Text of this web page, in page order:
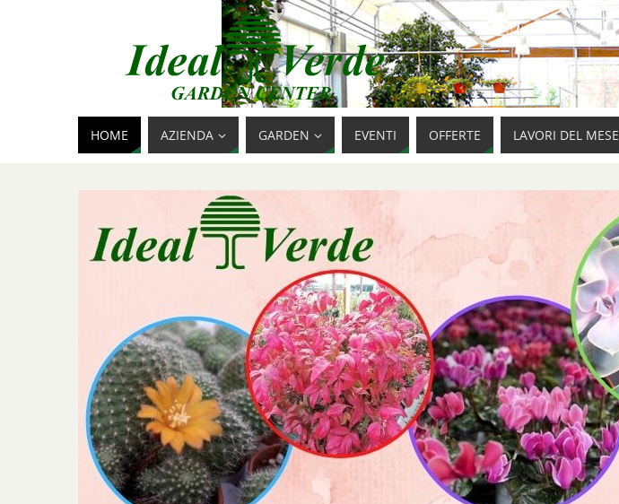
HOME AZIENDA GARDEN EVENTI OFFERTE LAVORI DEL MESE